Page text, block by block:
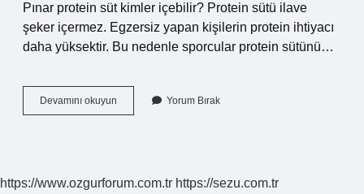
Pınar protein süt kimler içebilir? Protein sütü ilave
şeker içermez. Egzersiz yapan kişilerin protein ihtiyacı
daha yüksektir. Bu nedenle sporcular protein sütünü…
Devamını okuyun
Protein
Mi
Yorum Bırak
https://www.ozgurforum.com.tr https://sezu.com.tr